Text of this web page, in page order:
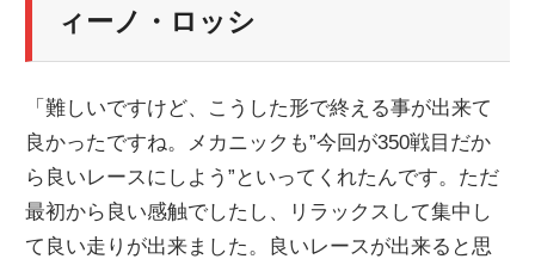
ィーノ・ロッシ
「難しいですけど、こうした形で終える事が出来て
良かったですね。メカニックも”今回が350戦目だか
ら良いレースにしよう”といってくれたんです。ただ
最初から良い感触でしたし、リラックスして集中し
て良い走りが出来ました。良いレースが出来ると思